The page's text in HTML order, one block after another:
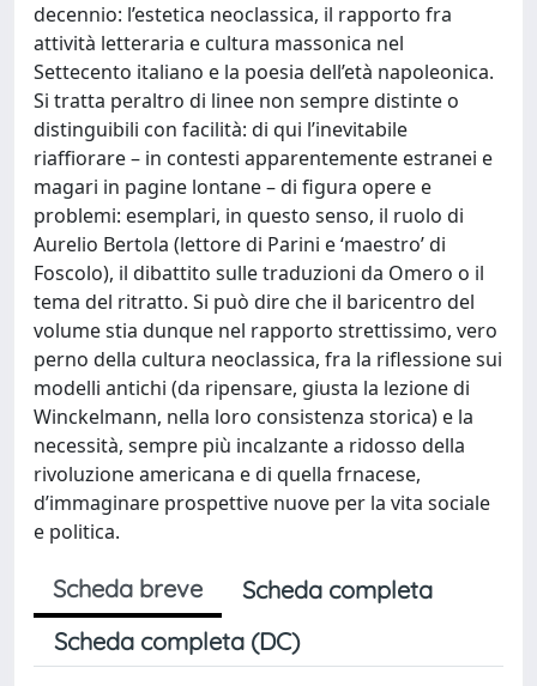
decennio: l’estetica neoclassica, il rapporto fra
attività letteraria e cultura massonica nel
Settecento italiano e la poesia dell’età napoleonica.
Si tratta peraltro di linee non sempre distinte o
distinguibili con facilità: di qui l’inevitabile
riaffiorare – in contesti apparentemente estranei e
magari in pagine lontane – di figura opere e
problemi: esemplari, in questo senso, il ruolo di
Aurelio Bertola (lettore di Parini e ‘maestro’ di
Foscolo), il dibattito sulle traduzioni da Omero o il
tema del ritratto. Si può dire che il baricentro del
volume stia dunque nel rapporto strettissimo, vero
perno della cultura neoclassica, fra la riflessione sui
modelli antichi (da ripensare, giusta la lezione di
Winckelmann, nella loro consistenza storica) e la
necessità, sempre più incalzante a ridosso della
rivoluzione americana e di quella frnacese,
d’immaginare prospettive nuove per la vita sociale
e politica.
Scheda breve
Scheda completa
Scheda completa (DC)